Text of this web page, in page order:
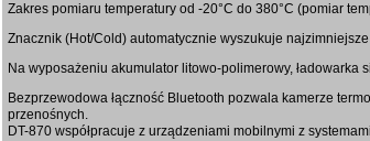
Zakres pomiaru temperatury od -20°C do 380°C (pomiar
Znacznik (Hot/Cold) automatycznie wyszukuje
Na wyposażeniu akumulator litowo-polimerowy, ładowarka
Bezprzewodowa łączność Bluetooth pozwala kamerze
przenośnych.
DT-870 współpracuje z urządzeniami mobilnymi z